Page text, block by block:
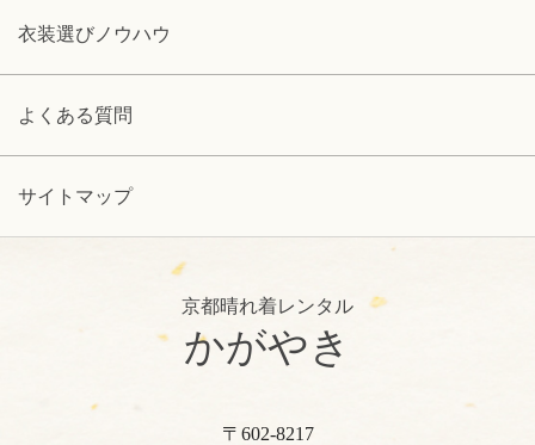
衣装選びノウハウ
よくある質問
サイトマップ
京都晴れ着レンタル
かがやき
〒602-8217